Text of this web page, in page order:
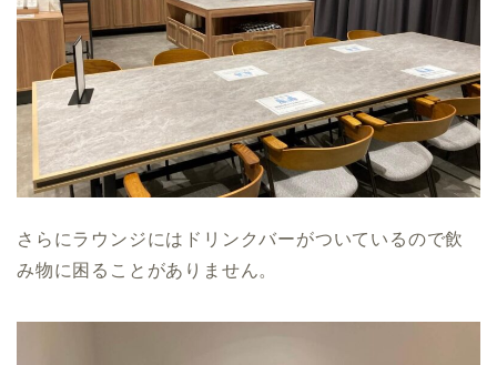
さらにラウンジにはドリンクバーがついているので飲
み物に困ることがありません。